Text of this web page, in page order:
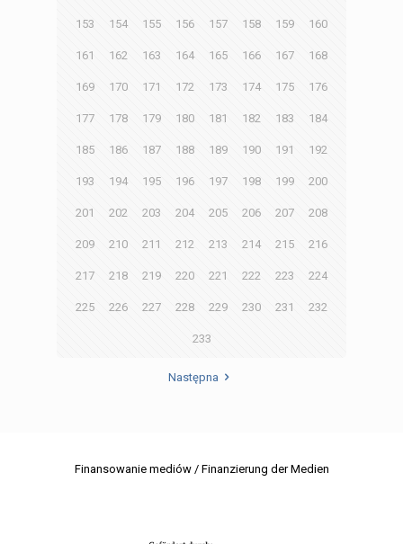
153 154 155 156 157 158 159 160
161 162 163 164 165 166 167 168
169 170 171 172 173 174 175 176
177 178 179 180 181 182 183 184
185 186 187 188 189 190 191 192
193 194 195 196 197 198 199 200
201 202 203 204 205 206 207 208
209 210 211 212 213 214 215 216
217 218 219 220 221 222 223 224
225 226 227 228 229 230 231 232
233
Następna
Finansowanie mediów / Finanzierung der Medien